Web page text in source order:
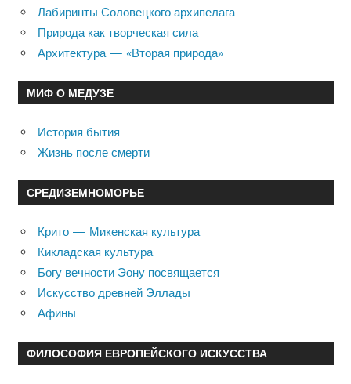
Лабиринты Соловецкого архипелага
Природа как творческая сила
Архитектура — «Вторая природа»
МИФ О МЕДУЗЕ
История бытия
Жизнь после смерти
СРЕДИЗЕМНОМОРЬЕ
Крито — Микенская культура
Кикладская культура
Богу вечности Эону посвящается
Искусство древней Эллады
Афины
ФИЛОСОФИЯ ЕВРОПЕЙСКОГО ИСКУССТВА